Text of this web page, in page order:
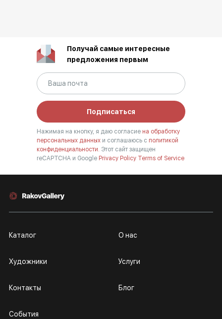
Получай самые интересные
предложения первым
Подписаться
Нажимая на кнопку, я даю согласие на обработку
персональных данных и соглашаюсь с политикой
конфиденциальности. Этот сайт защищен
reCAPTCHA и Google Privacy Policy Terms of Service
Каталог
Художники
Контакты
События
О нас
Услуги
Блог